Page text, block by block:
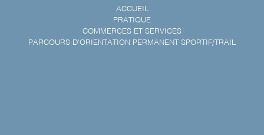
ACCUEIL
PRATIQUE
COMMERCES ET SERVICES
PARCOURS D'ORIENTATION PERMANENT SPORTIF/TRAIL